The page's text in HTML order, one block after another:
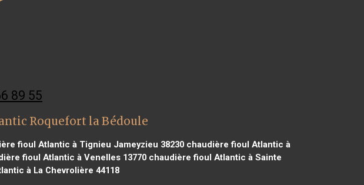
89 55
Roquefort la Bédoule
fioul Atlantic à Tignieu Jameyzieu 38230chaudière fioul Atlantic à
fioul Atlantic à Venelles 13770 chaudière fioul Atlantic à Sainte
à La Chevrolière 44118